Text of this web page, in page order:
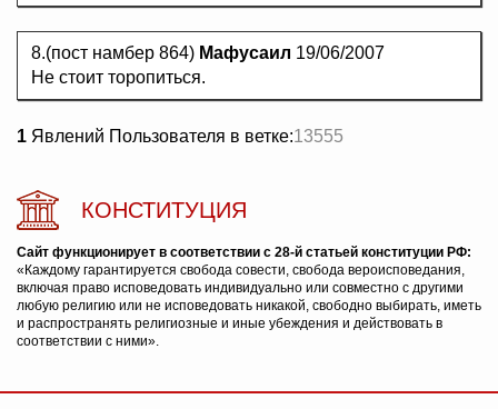
8.(пост намбер 864) Мафусаил 19/06/2007
Не стоит торопиться.
1 Явлений Пользователя в ветке:13555
КОНСТИТУЦИЯ
Сайт функционирует в соответствии с 28-й статьей конституции РФ:
«Каждому гарантируется свобода совести, свобода вероисповедания,
включая право исповедовать индивидуально или совместно с другими
любую религию или не исповедовать никакой, свободно выбирать, иметь
и распространять религиозные и иные убеждения и действовать в
соответствии с ними».